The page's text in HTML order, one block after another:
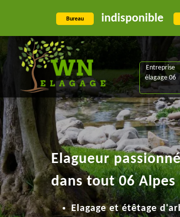
Bureau indisponible
Entreprise
élagage 06
Elagueur
dans tout 06
Elagage et étêtage